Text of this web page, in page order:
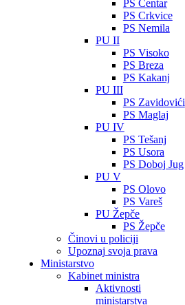
PS Centar
PS Crkvice
PS Nemila
PU II
PS Visoko
PS Breza
PS Kakanj
PU III
PS Zavidovići
PS Maglaj
PU IV
PS Tešanj
PS Usora
PS Doboj Jug
PU V
PS Olovo
PS Vareš
PU Žepče
PS Žepče
Činovi u policiji
Upoznaj svoja prava
Ministarstvo
Kabinet ministra
Aktivnosti
ministarstva